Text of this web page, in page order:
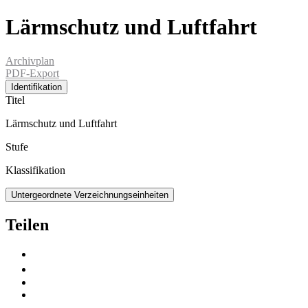
Lärmschutz und Luftfahrt
Archivplan
PDF-Export
Identifikation
Titel
Lärmschutz und Luftfahrt
Stufe
Klassifikation
Untergeordnete Verzeichnungseinheiten
Teilen